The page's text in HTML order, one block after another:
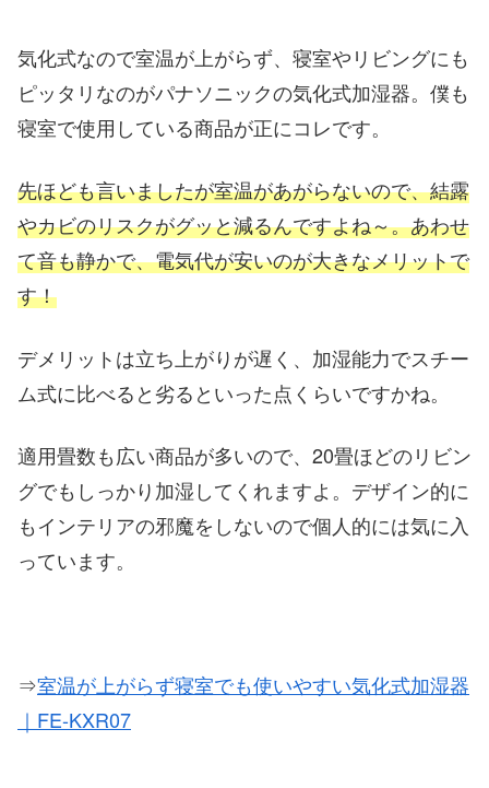
気化式なので室温が上がらず、寝室やリビングにも
ピッタリなのがパナソニックの気化式加湿器。僕も
寝室で使用している商品が正にコレです。
先ほども言いましたが室温があがらないので、結露
やカビのリスクがグッと減るんですよね～。あわせ
て音も静かで、電気代が安いのが大きなメリットで
す！
デメリットは立ち上がりが遅く、加湿能力でスチー
ム式に比べると劣るといった点くらいですかね。
適用畳数も広い商品が多いので、20畳ほどのリビン
グでもしっかり加湿してくれますよ。デザイン的に
もインテリアの邪魔をしないので個人的には気に入
っています。
⇒室温が上がらず寝室でも使いやすい気化式加湿器
｜FE-KXR07